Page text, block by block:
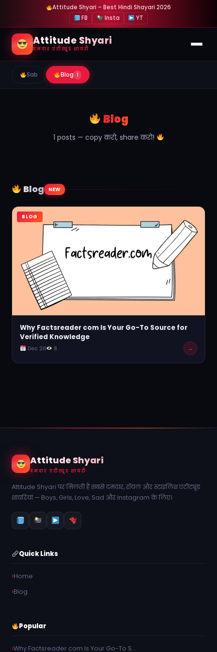
Attitude Shyari – Best Hindi Shayari 2026
FB
Insta YT
Attitude Shyari
दमदार एटीट्यूड शायरी
Sab Blog 1
Blog
1 posts — copy करो, share करो!
Blog NEW
BLOG
Why Factsreader com Is Your Go-To Source for
Verified Knowledge
Dec 26 8 →
Attitude Shyari
दमदार एटीट्यूड शायरी
Attitude Shyari पर मिलती हैं सबसे दमदार, रॉयल और स्टाइलिश एटीट्यूड
शायरियां — Boys, Girls, Love, Sad और Instagram के लिए।
Quick Links
Home
Blog
Popular
Why Factsreader com Is Your Go-To S…